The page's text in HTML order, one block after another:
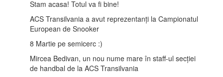
Stam acasa! Totul va fi bine!
ACS Transilvania a avut reprezentanți la Campionatul
European de Snooker
8 Martie pe semicerc :)
Mircea Bedivan, un nou nume mare în staff-ul secției
de handbal de la ACS Transilvania